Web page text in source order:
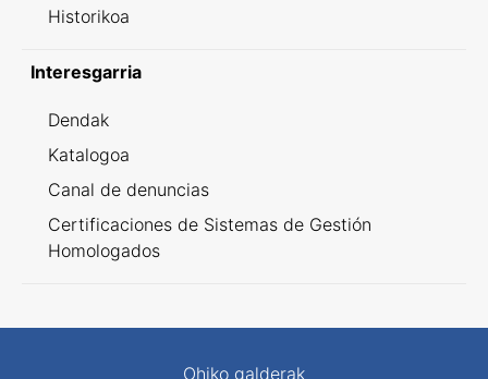
Historikoa
Interesgarria
Dendak
Katalogoa
Canal de denuncias
Certificaciones de Sistemas de Gestión
Homologados
Ohiko galderak